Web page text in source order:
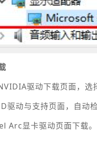
驱动下载页面，选
驱动与支持页面，自动
显卡驱动页面下载。